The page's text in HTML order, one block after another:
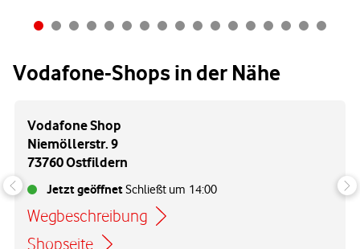
Vodafone-Shops in der Nähe
Vodafone Shop
Niemöllerstr. 9
73760 Ostfildern
Jetzt geöffnetSchließt um 14:00
Wegbeschreibung
Link öffnet in einem neuen Tab
Shopseite